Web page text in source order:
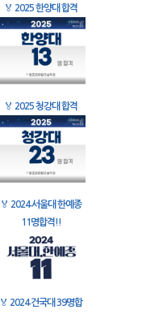
🏅 2025 한양대 합격
🏅 2025 청강대 합격
🏅 2024 서울대 한예종
11명합격!!
🏅 2024 건국대 39명합